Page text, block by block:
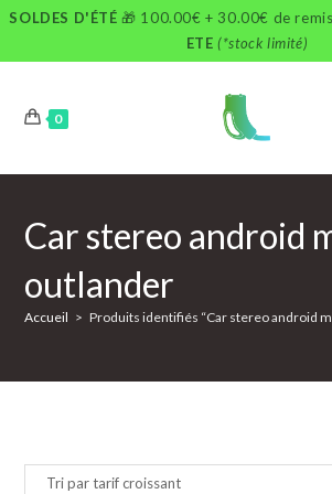
Skip
content
SOLDES D'ÉTÉ 🎁 100.00€ + 30.00€ de
ETE (*stock limité)
0
Car stereo android
outlander
Accueil > Produits identifiés “Car stereo android